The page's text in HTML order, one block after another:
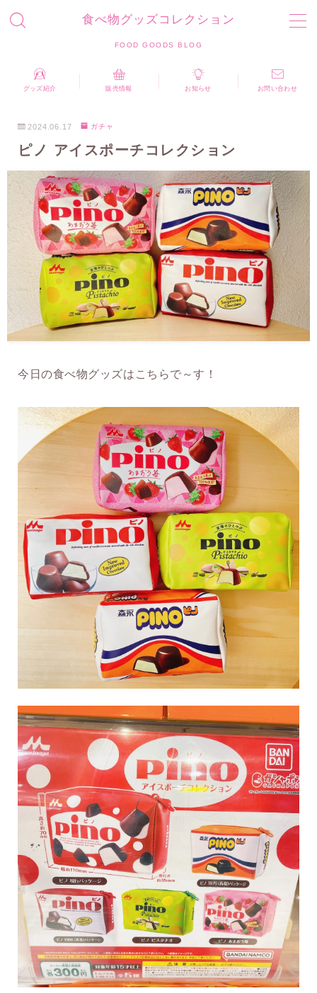
食べ物グッズコレクション
FOOD GOODS BLOG
プライバシーポリシー
運営者情報
グッズ紹介 販売情報 お知らせ お問い合わせ
2024.06.17 ガチャ
ピノ アイスポーチコレクション
今日の食べ物グッズはこちらで～す！